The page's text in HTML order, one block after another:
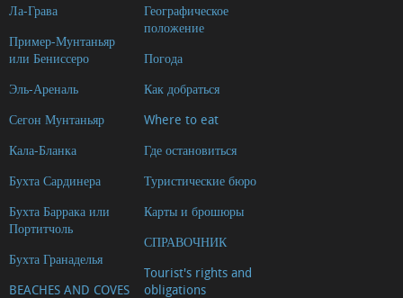
Ла-Грава
Пример-Мунтаньяр
или Бениссеро
Эль-Ареналь
Сегон Мунтаньяр
Кала-Бланка
Бухта Сардинера
Бухта Баррака или
Портитчоль
Бухта Гранаделья
BEACHES AND COVES
Географическое
положение
Погода
Как добраться
Where to eat
Где остановиться
Туристические бюро
Карты и брошюры
СПРАВОЧНИК
Tourist's rights and
obligations